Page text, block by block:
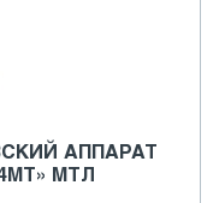
АППАРАТ
МТЛ